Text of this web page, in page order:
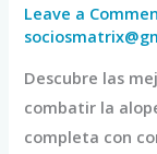
Leave a
Descubre las
combatir la
completa con